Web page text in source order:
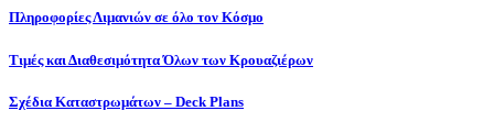
Πληροφορίες Λιμανιών σε όλο τον Κόσμο
Τιμές και Διαθεσιμότητα Όλων των Κρουαζιέρων
Σχέδια Καταστρωμάτων – Deck Plans